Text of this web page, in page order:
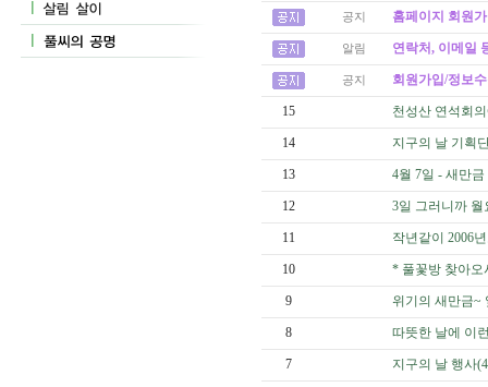
공지 홈페이지 회원
알림 연락처, 이메일
공지 회원가입/정보
15 천성산 연석회
14 지구의 날 기획
13 4월 7일 - 새만
12 3일 그러니까 월
11 작년같이 2006
10 * 풀꽃방 찾아오
9 위기의 새만금~
8 따뜻한 날에 이
7 지구의 날 행사